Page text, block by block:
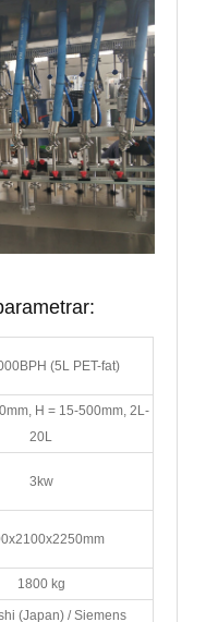
(5L PET-fat)
H = 15-500mm, 2L-
20L
3kw
1800 kg
(Japan) / Siemens